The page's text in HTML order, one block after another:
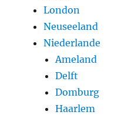
London
Neuseeland
Niederlande
Ameland
Delft
Domburg
Haarlem